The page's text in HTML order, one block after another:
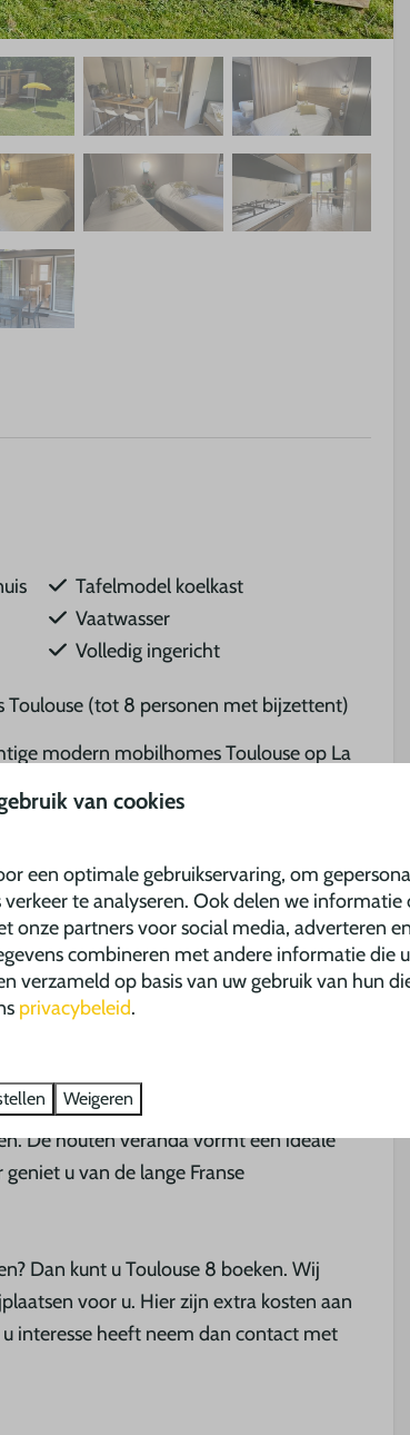
Tafelmodel koelkast
Vaatwasser
Volledig ingericht
(tot 8 personen met bijzettent)
modern mobilhomes Toulouse op La
ingerichte mobilhomes zijn geschikt voor
bijzettent voor u, zodat u met acht
prachtige mobilhomes!
zijn opgedeeld in een ouderslaapkamer
kamers met twee 1-persoonsbedden. Een
personen plaatsen we graag naast de
ingericht met een gezellige
inclusief vaatwasser!
nodigt uit om gezellig samen te
De houten veranda vormt een ideale
u van de lange Franse
Dan kunt u Toulouse 8 boeken. Wij
voor u. Hier zijn extra kosten aan
interesse heeft neem dan contact met
van cookies
een optimale gebruikservaring, om
te analyseren. Ook delen we informatie
onze partners voor social media, adverteren
combineren met andere informatie die
verzameld op basis van uw gebruik van hun
privacybeleid.
Weigeren